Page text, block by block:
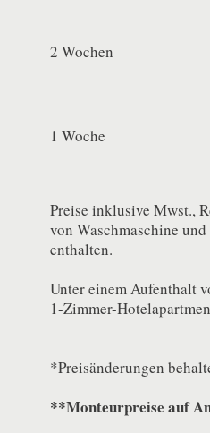
2 Wochen
1 Woche
Preise inklusive Mwst.,
von Waschmaschine
enthalten.
Unter einem Aufenthalt
1-Zimmer-
*Preisänderungen
**Monteurpreise auf